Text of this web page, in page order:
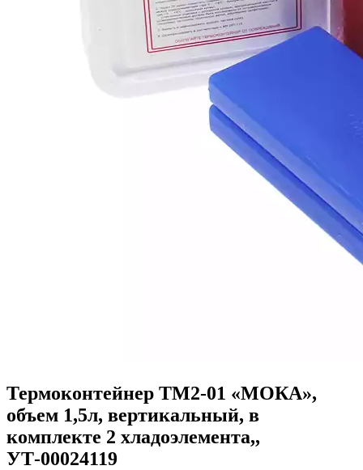
Термоконтейнер ТМ2-01 «МОКА»,
объем 1,5л, вертикальный, в
комплекте 2 хладоэлемента,,
УТ-00024119